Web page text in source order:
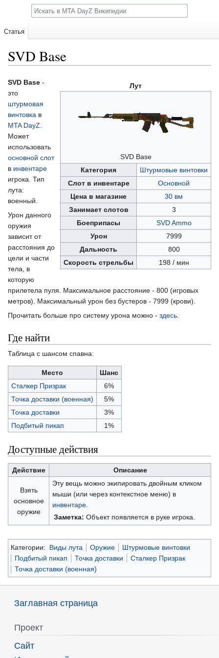
SVD Base
Перейти
Перейти
Лут
SVD Base
Категория
Штурмовые винтовки
Слот в инвентаре
Основной
Цена в магазине
30 вм
Занимает слотов
3
Боеприпасы
SVD Ammo
Урон
7999
Дальность
800
Скорость стрельбы
198 / мин
SVD Base -
это
штурмовая
винтовка в
MTA DayZ.
Может
использовать
основной слот
в инвентаре
игрока. Тип
лута:
военный.
Урон данного
оружия
зависит от
расстояния до
цели и части
тела, в
которую
прилетела пуля. Максимальное расстояние - 800 (игровых
метров). Максимальный урон без бустеров - 7999 (крови).
Прочитать больше про систему урона можно - здесь.
Где найти
Таблица с шансом спавна:
Место
Шанс
Сталкер Призрак
6%
Точка доставки (военная)
5%
Точка доставки
3%
Подбитый пикап
1%
Доступные действия
Действие Описание
Взять
основное
оружие
Эту вещь можно экипировать двойным кликом
мыши (или через контекстное меню) в
инвентаре.
Заметка: Объект появляется в руке игрока.
Категории: Виды лута Оружие
Штурмовые винтовки
Подбитый пикап
Точка доставки
Сталкер Призрак
Точка доставки (военная)
Статья
Заглавная страница
Проект
Сайт